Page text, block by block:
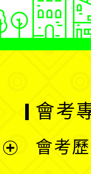
會考
會考